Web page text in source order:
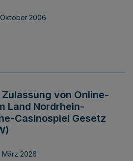
Oktober 2006
von Online-
Land Nordrhein-
Casinospiel Gesetz
März 2026